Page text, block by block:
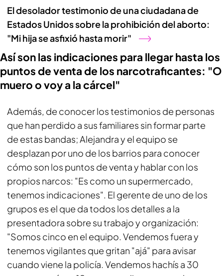
El desolador testimonio de una ciudadana de
Estados Unidos sobre la prohibición del aborto:
"Mi hija se asfixió hasta morir"
Así son las indicaciones para llegar hasta los
puntos de venta de los narcotraficantes: "O
muero o voy a la cárcel"
Además, de conocer los testimonios de personas
que han perdido a sus familiares sin formar parte
de estas bandas; Alejandra y el equipo se
desplazan por uno de los barrios para conocer
cómo son los puntos de venta y hablar con los
propios narcos: "Es como un supermercado,
tenemos indicaciones". El gerente de uno de los
grupos es el que da todos los detalles a la
presentadora sobre su trabajo y organización:
"Somos cinco en el equipo. Vendemos fuera y
tenemos vigilantes que gritan "ajá" para avisar
cuando viene la policía. Vendemos hachís a 30